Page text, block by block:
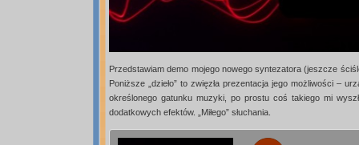
Przedstawiam demo mojego nowego syntezatora (jeszcze
Poniższe „dzieło” to zwięzła prezentacja jego możliwości –
określonego gatunku muzyki, po prostu coś takiego mi
dodatkowych efektów. „Miłego” słuchania.